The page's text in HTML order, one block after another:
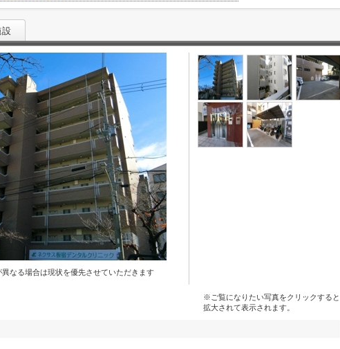
設
なる場合は現状を優先させていただきます
※ご覧になりたい写真をクリックすると
拡大されて表示されます。